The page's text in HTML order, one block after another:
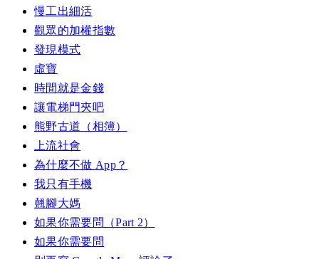
慢工出細活
觀眾的加權指數
發現模式
虛寶
時間就是金錢
讓電梯門夾吧
熊野古道（相簿）
上流社會
為什麼不做 App？
我只有手機
翹腳大媽
如果你需要問（Part 2）
如果你需要問